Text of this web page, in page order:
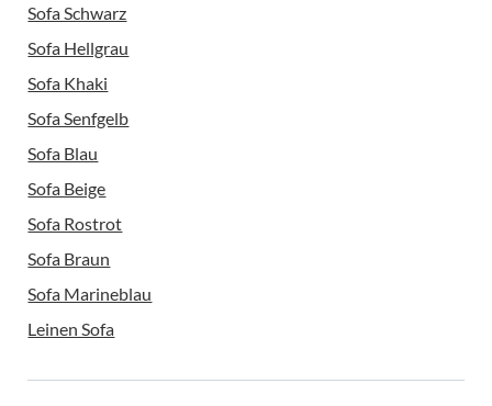
Sofa Schwarz
Sofa Hellgrau
Sofa Khaki
Sofa Senfgelb
Sofa Blau
Sofa Beige
Sofa Rostrot
Sofa Braun
Sofa Marineblau
Leinen Sofa